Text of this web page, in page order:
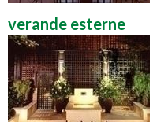
verande esterne